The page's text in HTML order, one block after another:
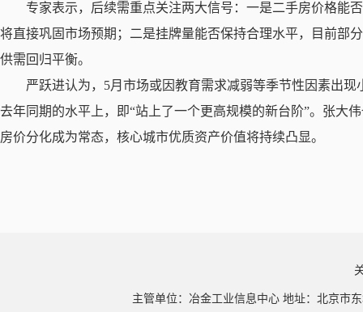
专家表示，后续需重点关注两大信号：一是二手房价格能
将直接巩固市场预期；二是挂牌量能否保持合理水平，目前部
供需回归平衡。
严跃进认为，5月市场或因教育需求减弱等季节性因素出
去年同期的水平上，即“站上了一个更高规模的新台阶”。张大
房价分化成为常态，核心城市优质资产价值将持续凸显。
主管单位：冶金工业信息中心 地址：北京市